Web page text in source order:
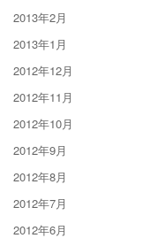
2013年2月
2013年1月
2012年12月
2012年11月
2012年10月
2012年9月
2012年8月
2012年7月
2012年6月